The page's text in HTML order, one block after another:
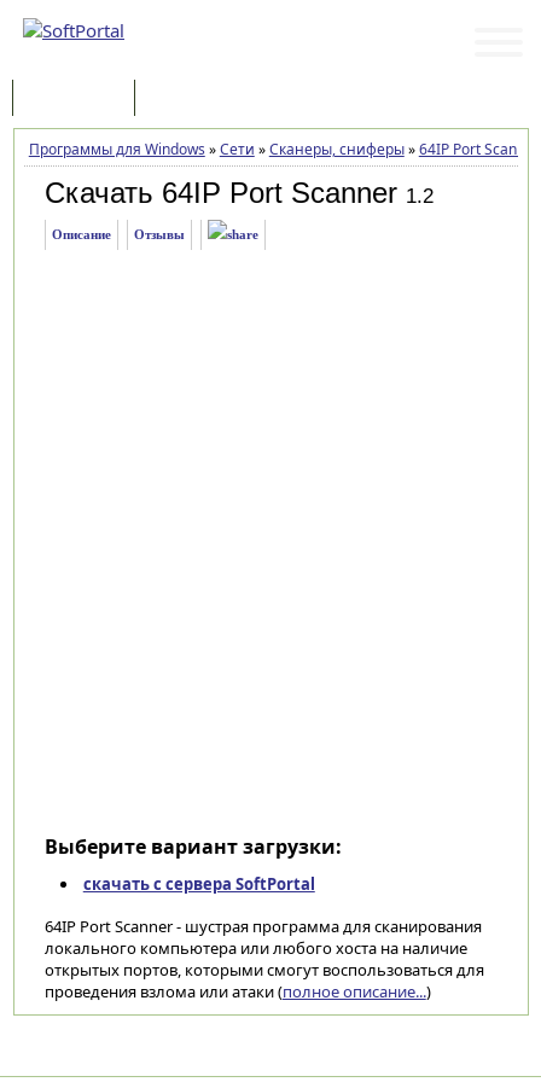
Программы для Windows »Сети »Сканеры, сниферы»64IP Port Scanner
Скачать 64IP Port Scanner 1.2
Описание Отзывы
Выберите вариант загрузки:
скачать с сервера SoftPortal
64IP Port Scanner - шустрая программа для сканирования
локального компьютера или любого хоста на наличие
открытых портов, которыми смогут воспользоваться для
проведения взлома или атаки (полное описание...)